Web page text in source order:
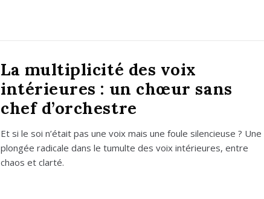
La multiplicité des voix
intérieures : un chœur sans
chef d’orchestre
Et si le soi n’é­tait pas une voix mais une foule silen­cieuse ? Une
plon­gée radi­cale dans le tumulte des voix inté­rieures, entre
chaos et clar­té.